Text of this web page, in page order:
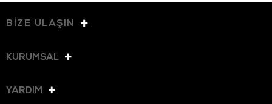
BİZE ULAŞIN
KURUMSAL
YARDIM